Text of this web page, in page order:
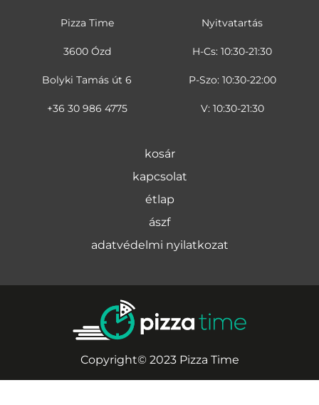
Pizza Time
3600 Ózd
Bolyki Tamás út 6
+36 30 986 4775
Nyitvatartás
H-Cs: 10:30-21:30
P-Szo: 10:30-22:00
V: 10:30-21:30
kosár
kapcsolat
étlap
ászf
adatvédelmi nyilatkozat
Copyright© 2023 Pizza Time